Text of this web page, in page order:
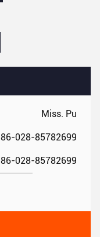
Miss. Pu
86-028-85782699
86-028-85782699